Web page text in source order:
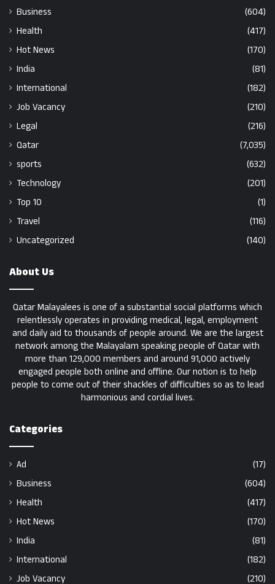
Business
(604)
Health
(417)
Hot News
(170)
India
(81)
International
(182)
Job Vacancy
(210)
Legal
(216)
Qatar
(7,035)
sports
(632)
Technology
(201)
Top 10
(1)
Travel
(116)
Uncategorized
(140)
About Us
Qatar Malayalees is one of a substantial social platforms which
relentlessly operates in providing medical, legal, employment
and daily aid to thousands of people around. We are the largest
network among the Malayalam speaking people of Qatar with
more than 129,000 members and around 91,000 actively
engaged people both online and offline. Our notion is to help
people to come out of their shackles of difficulties so as to lead
harmonious and cordial lives.
Categories
Ad
(17)
Business
(604)
Health
(417)
Hot News
(170)
India
(81)
International
(182)
Job Vacancy
(210)